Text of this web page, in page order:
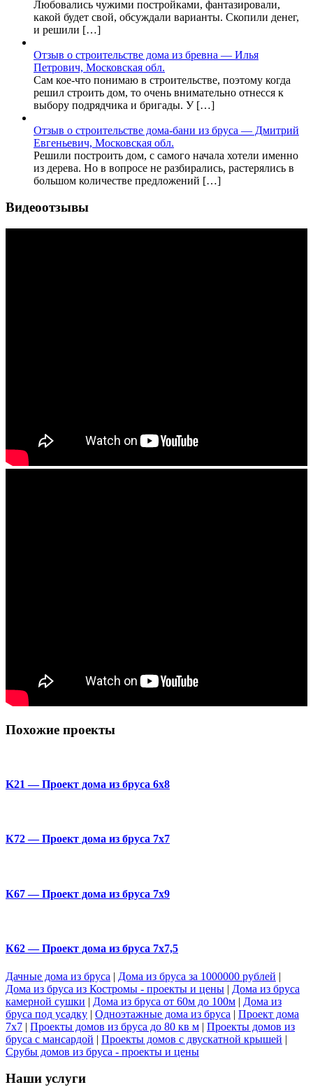
Любовались чужими постройками, фантазировали,
какой будет свой, обсуждали варианты. Скопили денег,
и решили […]
Отзыв о строительстве дома из бревна — Илья
Петрович, Московская обл.
Сам кое-что понимаю в строительстве, поэтому когда
решил строить дом, то очень внимательно отнесся к
выбору подрядчика и бригады. У […]
Отзыв о строительстве дома-бани из бруса — Дмитрий
Евгеньевич, Московская обл.
Решили построить дом, с самого начала хотели именно
из дерева. Но в вопросе не разбирались, растерялись в
большом количестве предложений […]
Видеоотзывы
Похожие проекты
K21 — Проект дома из бруса 6х8
К72 — Проект дома из бруса 7х7
К67 — Проект дома из бруса 7х9
К62 — Проект дома из бруса 7х7,5
Дачные дома из бруса | Дома из бруса за 1000000 рублей |
Дома из бруса из Костромы - проекты и цены | Дома из бруса
камерной сушки | Дома из бруса от 60м до 100м | Дома из
бруса под усадку | Одноэтажные дома из бруса | Проект дома
7х7 | Проекты домов из бруса до 80 кв м | Проекты домов из
бруса с мансардой | Проекты домов с двускатной крышей |
Срубы домов из бруса - проекты и цены
Наши услуги